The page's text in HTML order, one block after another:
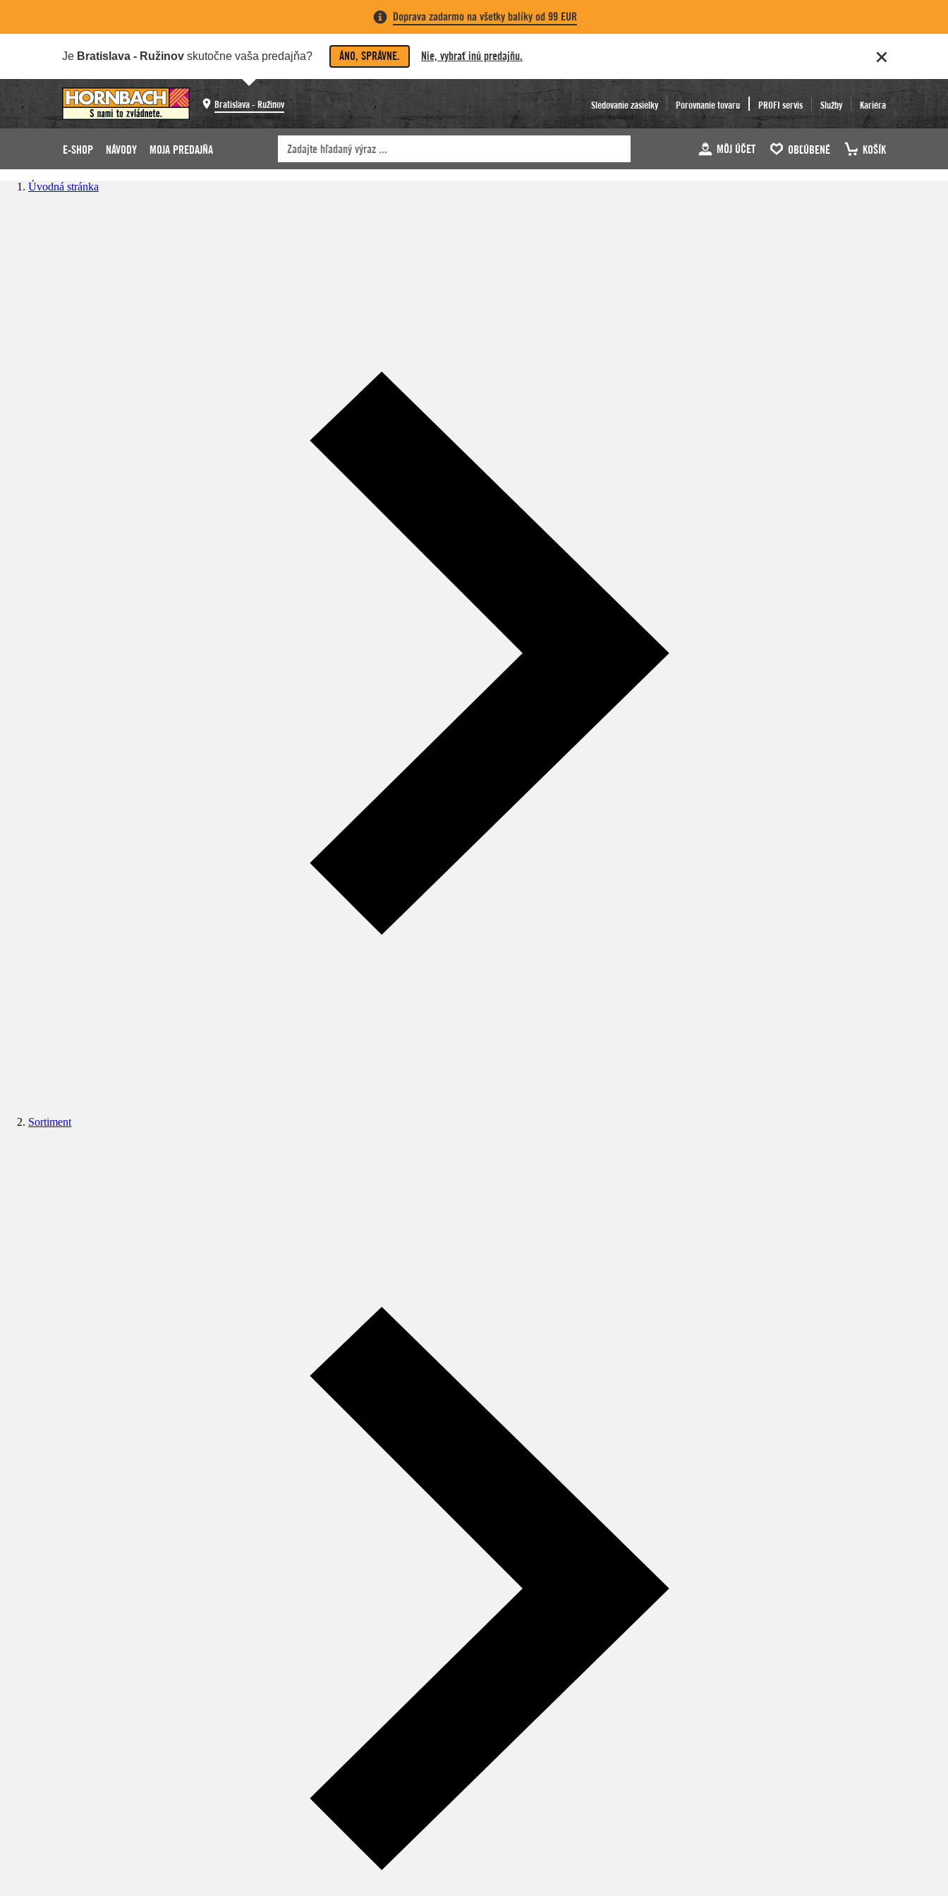
Doprava zadarmo na všetky balíky od 99 EUR
Je Bratislava - Ružinov skutočne vaša predajňa? ÁNO, SPRÁVNE. Nie, vybrať inú predajňu.
Bratislava - Ružinov Sledovanie zásielky Porovnanie tovaru PROFI servis Služby Kariéra
E-SHOP NÁVODY MOJA PREDAJŇA MÔJ ÚČET OBĽÚBENÉ KOŠÍK
Úvodná stránka
Sortiment